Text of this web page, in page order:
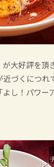
大好評を頂
づくにつれ
し！パワー